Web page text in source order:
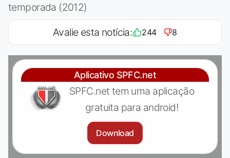
temporada (2012)
Avalie esta notícia: 244 8
Aplicativo SPFC.net
SPFC.net tem uma aplicação
gratuita para android!
Download